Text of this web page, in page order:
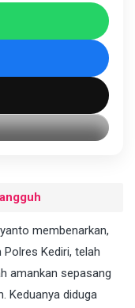
membenarkan,
Kediri, telah
amankan sepasang
Keduanya diduga